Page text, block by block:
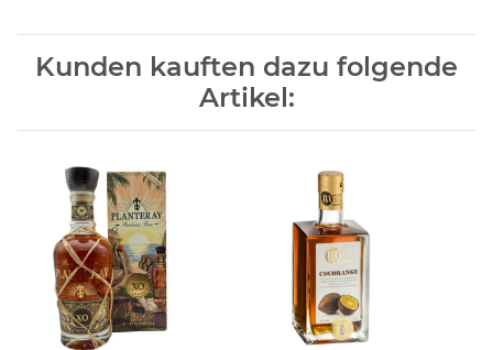
Kunden kauften dazu folgende
Artikel: